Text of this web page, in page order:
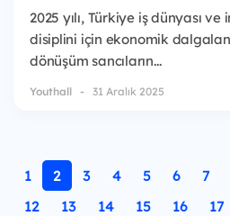
2025 yılı, Türkiye iş dünyası
disiplini için ekonomik
dönüşüm sancıların...
Youthall 31 Aralık 2025
1 2 3 4 5 6 7
12
13 14 15 16 17